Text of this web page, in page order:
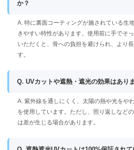
か？
A. 特に裏面コーティングが施されている生
きやすい特性があります。使用前に手でそ
いただくと、骨への負担を避けられ、より
す。
Q. UVカットや遮熱・遮光の効果はあり
A. 紫外線を通しにくく、太陽の熱や光をや
を使用しています。ただし、照り返しなど
は差が生じる場合があります。